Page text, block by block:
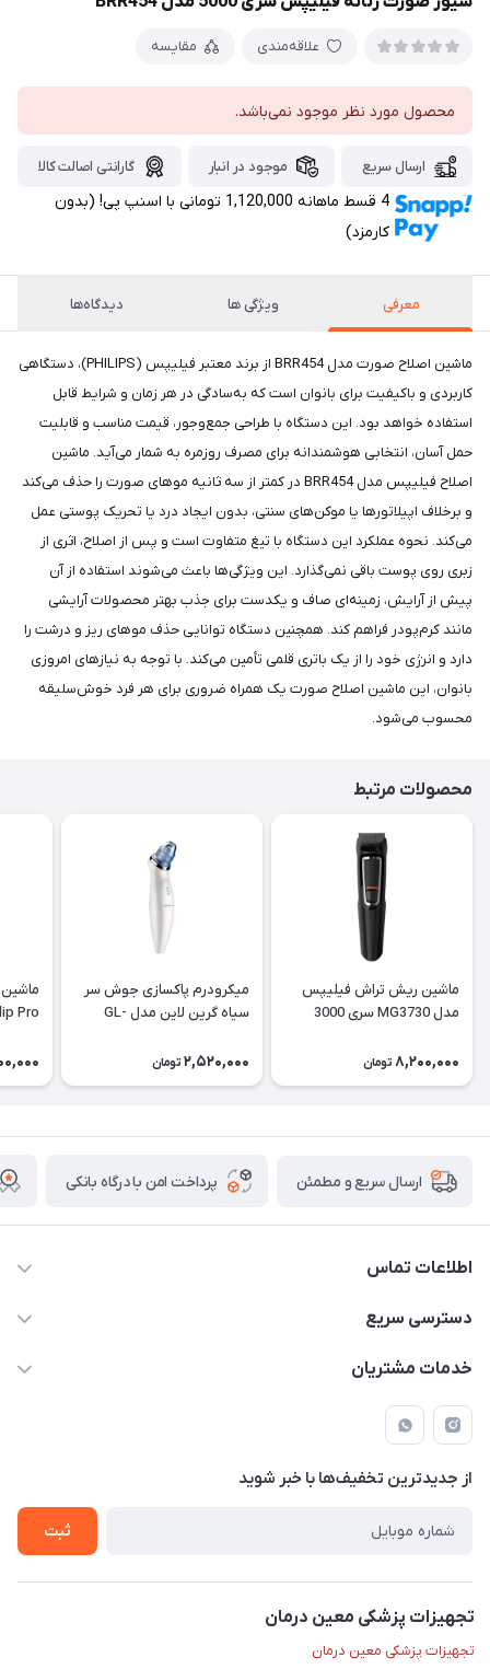
علاقه‌مندی مقایسه
محصول مورد نظر موجود نمی‌باشد.
ارسال سریع موجود در انبار گارانتی اصالت کالا
4 قسط ماهانه 1,120,000 تومانی با اسنپ ‌پی! (بدون
کارمزد)
معرفی ویژگی ها دیدگاه‌ها
ماشین اصلاح صورت مدل BRR454 از برند معتبر فیلیپس (PHILIPS)، دستگاهی
کاربردی و باکیفیت برای بانوان است که به‌سادگی در هر زمان و شرایط قابل
استفاده خواهد بود. این دستگاه با طراحی جمع‌وجور، قیمت مناسب و قابلیت
حمل آسان، انتخابی هوشمندانه برای مصرف روزمره به شمار می‌آید. ماشین
اصلاح فیلیپس مدل BRR454 در کمتر از سه ثانیه موهای صورت را حذف می‌کند
و برخلاف اپیلاتورها یا موکن‌های سنتی، بدون ایجاد درد یا تحریک پوستی عمل
می‌کند. نحوه عملکرد این دستگاه با تیغ متفاوت است و پس از اصلاح، اثری از
زبری روی پوست باقی نمی‌گذارد. این ویژگی‌ها باعث می‌شوند استفاده از آن
پیش از آرایش، زمینه‌ای صاف و یکدست برای جذب بهتر محصولات آرایشی
مانند کرم‌پودر فراهم کند. همچنین دستگاه توانایی حذف موهای ریز و درشت را
دارد و انرژی خود را از یک باتری قلمی تأمین می‌کند. با توجه به نیازهای امروزی
بانوان، این ماشین اصلاح صورت یک همراه ضروری برای هر فرد خوش‌سلیقه
محسوب می‌شود.
محصولات مرتبط
ماشین ریش تراش فیلیپس
مدل MG3730 سری 3000
8,200,000 تومان
میکرودرم پاکسازی جوش سر
سیاه گرین لاین مدل GL-
2,520,000 تومان
Pro
ارسال سریع و مطمئن پرداخت امن با درگاه بانکی
اطلاعات تماس
09171843500 و 07152240182
دسترسی سریع
حساب کاربری
لیست محصولات
درباره ما
خدمات مشتریان
راهنما
قوانین و مقررات
حریم خصوصی
از جدید‌ترین تخفیف‌ها با‌ خبر شوید
ثبت
تجهیزات پزشکی معین درمان
تجهیزات پزشکی معین درمان